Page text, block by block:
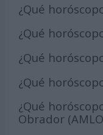
¿Qué
¿Qué
¿Qué
¿Qué
¿Qué
Obrador